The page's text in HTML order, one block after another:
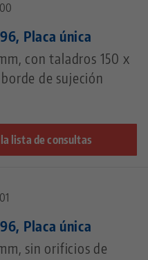
Placa única
con taladros 150 x
de sujeción
lista de consultas
Placa única
sin orificios de